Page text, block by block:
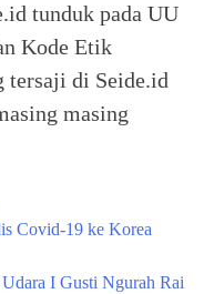
tunduk pada UU
Kode Etik
tersaji di Seide.id
masing
Covid-19 ke Korea
I Gusti Ngurah Rai